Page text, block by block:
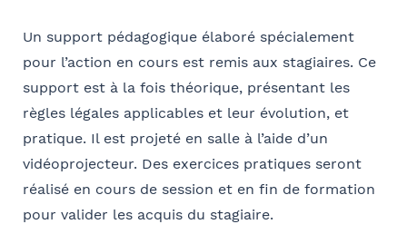
Un support pédagogique élaboré spécialement
pour l’action en cours est remis aux stagiaires. Ce
support est à la fois théorique, présentant les
règles légales applicables et leur évolution, et
pratique. Il est projeté en salle à l’aide d’un
vidéoprojecteur. Des exercices pratiques seront
réalisé en cours de session et en fin de formation
pour valider les acquis du stagiaire.
Fonction
E-mail
modifiée en 2004, vous bénéficiez d’un droit d’accès et de
rectification aux informations qui vous concernent, que vous pouvez
exercer en adressant un mail à communication@barthelemy-